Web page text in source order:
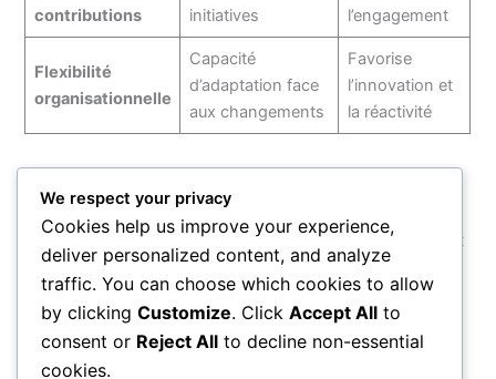
contributions
initiatives
l’engagement
Flexibilité
organisationnelle
Capacité
d’adaptation face
aux changements
Favorise
l’innovation et
la réactivité
Pour approfondir la manière dont le succès se construit à
travers la contribution de chacun, il est utile de consulter
des réflexions sur la résilience et la croissance
qui illustrent
bien ce lien entre effort collectif et résultat durable.
Egalement, la sagesse associée au relation entre chance,
audace et réussitecomplète la compréhension de la
dynamique entrepreneuriale.
We respect your privacy
Cookies help us improve your experience,
deliver personalized content, and analyze
traffic. You can choose which cookies to allow
by clicking Customize. Click Accept All to
consent or Reject All to decline non-essential
cookies.